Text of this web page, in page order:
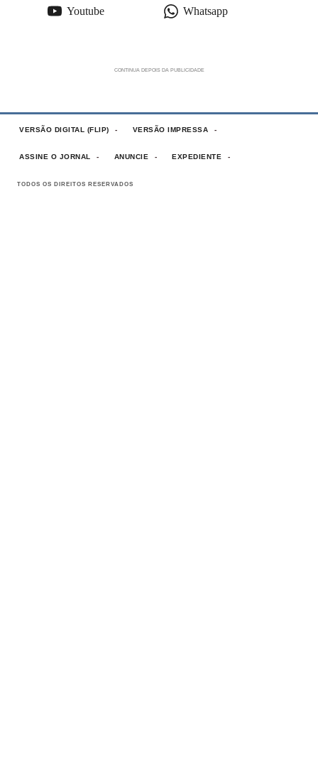
Youtube Whatsapp
VERSÃO DIGITAL (FLIP) VERSÃO IMPRESSA
ASSINE O JORNAL ANUNCIE EXPEDIENTE
TODOS OS DIREITOS RESERVADOS